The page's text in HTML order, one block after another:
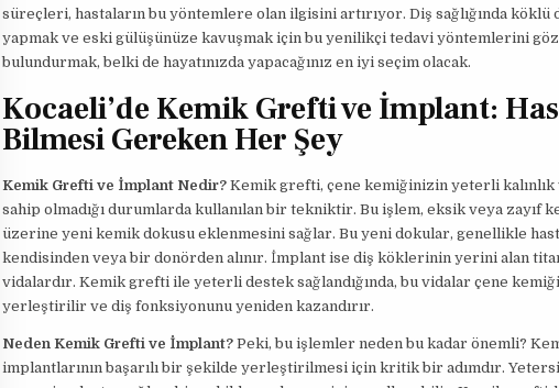
süreçleri, hastaların bu yöntemlere olan ilgisini artırıyor. Diş sağlığında
yapmak ve eski gülüşünüze kavuşmak için bu yenilikçi tedavi yöntemlerini
bulundurmak, belki de hayatınızda yapacağınız en iyi seçim olacak.
Kocaeli’de Kemik Grefti ve İmplant:
Bilmesi Gereken Her Şey
Kemik Grefti ve İmplant Nedir?Kemik grefti, çene kemiğinizin yeterli kalınlık
sahip olmadığı durumlarda kullanılan bir tekniktir. Bu işlem, eksik veya zayıf
üzerine yeni kemik dokusu eklenmesini sağlar. Bu yeni dokular, genellikle
kendisinden veya bir donörden alınır. İmplant ise diş köklerinin yerini alan
vidalardır. Kemik grefti ile yeterli destek sağlandığında, bu vidalar çene
yerleştirilir ve diş fonksiyonunu yeniden kazandırır.
Neden Kemik Grefti ve İmplant?Peki, bu işlemler neden bu kadar önemli?
implantlarının başarılı bir şekilde yerleştirilmesi için kritik bir adımdır.